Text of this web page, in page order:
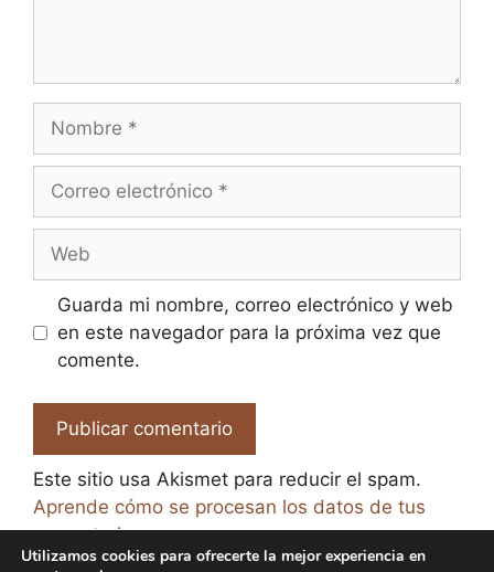
Nombre
Correo
Web
Guarda mi nombre, correo electrónico y web
en este navegador para la próxima vez que
comente.
Este sitio usa Akismet para reducir el spam.
Aprende cómo se procesan los datos de tus
comentarios.
Utilizamos cookies para ofrecerte la mejor experiencia en